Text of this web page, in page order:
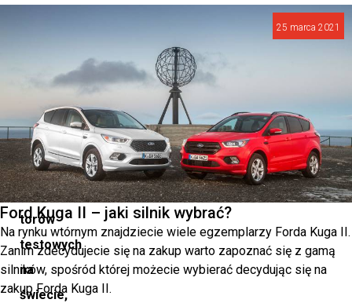
Hiroszimie,
jednym
z
najbardziej
zaawansowanych
torów
testowych
na
świecie,
25 marca 2021
Ford Kuga II – jaki silnik wybrać?
Na rynku wtórnym znajdziecie wiele egzemplarzy Forda Kuga II.
Zanim zdecydujecie się na zakup warto zapoznać się z gamą
silników, spośród której możecie wybierać decydując się na
zakup Forda Kuga II.